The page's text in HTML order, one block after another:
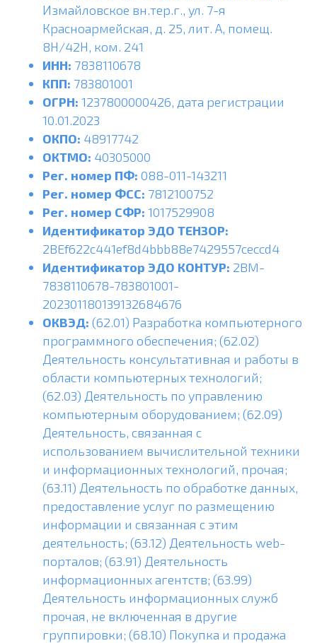
Измайловское вн.тер.г., ул. 7-я
Красноармейская, д. 25, лит. А, помещ.
8Н/42Н, ком. 241
ИНН: 7838110678
КПП: 783801001
ОГРН: 1237800000426, дата регистрации
10.01.2023
ОКПО: 48917742
ОКТМО: 40305000
Рег. номер ПФ: 088-011-143211
Рег. номер ФСС: 7812100752
Рег. номер СФР: 1017529908
Идентификатор ЭДО ТЕНЗОР:
2BEf622c441ef8d4bbb88e7429557ceccd4
Идентификатор ЭДО КОНТУР: 2BM-
7838110678-783801001-
202301180139132684676
ОКВЭД: (62.01) Разработка компьютерного
программного обеспечения; (62.02)
Деятельность консультативная и работы в
области компьютерных технологий;
(62.03) Деятельность по управлению
компьютерным оборудованием; (62.09)
Деятельность, связанная с
использованием вычислительной техники
и информационных технологий, прочая;
(63.11) Деятельность по обработке данных,
предоставление услуг по размещению
информации и связанная с этим
деятельность; (63.12) Деятельность web-
порталов; (63.91) Деятельность
информационных агентств; (63.99)
Деятельность информационных служб
прочая, не включенная в другие
группировки; (68.10) Покупка и продажа